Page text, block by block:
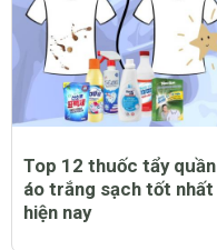
Top 12 thuốc tẩy quần
áo trắng sạch tốt nhất
hiện nay